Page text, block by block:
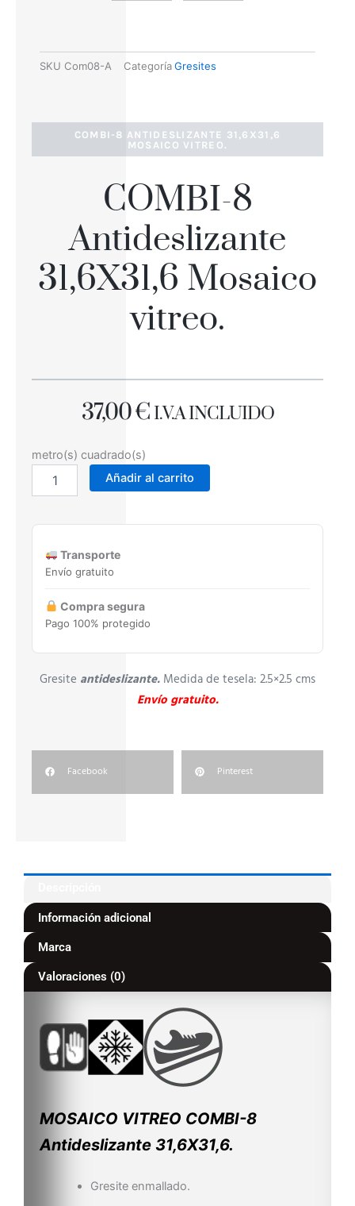
SKU Com08-A CategoríaGresites
COMBI-8 ANTIDESLIZANTE 31,6X31,6
MOSAICO VITREO.
COMBI-8
Antideslizante
31,6X31,6 Mosaico
vitreo.
37,00€ I.V.A INCLUIDO
metro(s) cuadrado(s)
COMBI-
8
Antideslizante
31,6X31,6
vitreo.
Añadir al carrito
Transporte
Envío gratuito
Compra segura
Pago 100% protegido
Gresite antideslizante. Medida de tesela: 2.5×2.5 cms
Envío gratuito.
Facebook Pinterest
Información adicional
Marca
Valoraciones (0)
MOSAICO VITREO COMBI-8
Antideslizante 31,6X31,6.
Gresite enmallado.